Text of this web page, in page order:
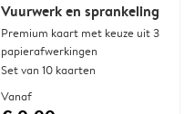
Vuurwerk en sprankeling
Premium kaart met keuze uit 3
papierafwerkingen
Set van 10 kaarten
Vanaf